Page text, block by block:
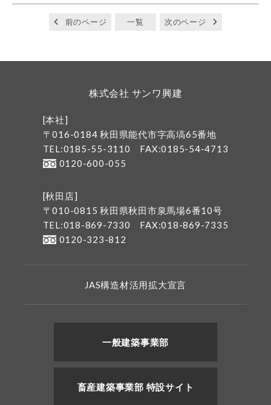
前のページ 一覧 次のページ
株式会社 サンワ興建
[本社]
〒016-0184 秋田県能代市字高塙65番地
TEL:0185-55-3110
FAX:0185-54-4713
0120-600-055
[秋田店]
〒010-0815 秋田県秋田市泉馬場6番10号
TEL:018-869-7330
FAX:018-869-7335
0120-323-812
JAS構造材活用拡大宣言
一般建築事業部
畜産建築事業部 特設サイト